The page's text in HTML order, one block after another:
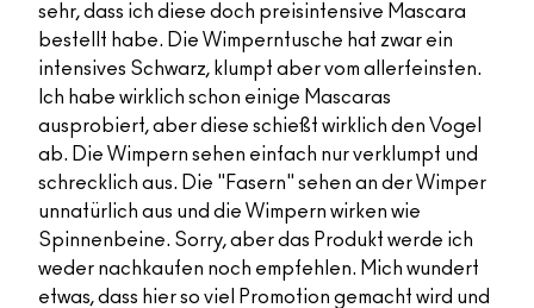
sehr, dass ich diese doch preisintensive Mascara
bestellt habe. Die Wimperntusche hat zwar ein
intensives Schwarz, klumpt aber vom allerfeinsten.
Ich habe wirklich schon einige Mascaras
ausprobiert, aber diese schießt wirklich den Vogel
ab. Die Wimpern sehen einfach nur verklumpt und
schrecklich aus. Die "Fasern" sehen an der Wimper
unnatürlich aus und die Wimpern wirken wie
Spinnenbeine. Sorry, aber das Produkt werde ich
weder nachkaufen noch empfehlen. Mich wundert
etwas, dass hier so viel Promotion gemacht wird und